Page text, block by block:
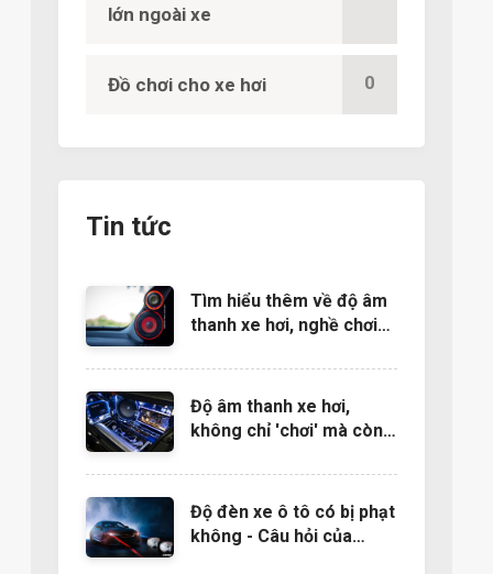
lớn ngoài xe
Đồ chơi cho xe hơi 0
Tin tức
Tìm hiểu thêm về độ âm
thanh xe hơi, nghề chơi
Độ âm thanh xe hơi,
không chỉ 'chơi' mà còn
Độ đèn xe ô tô có bị phạt
không - Câu hỏi của